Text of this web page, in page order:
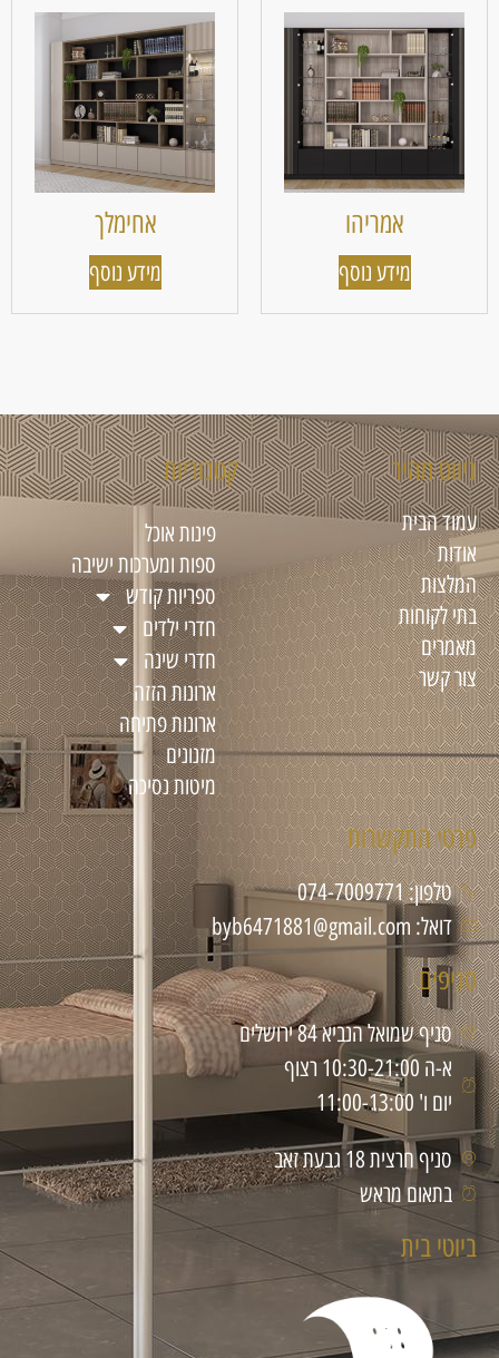
אמריהו
מידע נוסף
אחימלך
מידע נוסף
ניווט מהיר
עמוד הבית
אודות
המלצות
בתי לקוחות
מאמרים
צור קשר
קטגוריות
פינות אוכל
ספות ומערכות ישיבה
ספריות קודש
חדרי ילדים
חדרי שינה
ארונות הזזה
ארונות פתיחה
מזנונים
מיטות נסיכה
פרטי התקשרות
טלפון: 074-7009771
דואל: byb6471881@gmail.com
סניפים
סניף שמואל הנביא 84 ירושלים
א-ה 10:30-21:00 רצוף
יום ו' 11:00-13:00
סניף חרצית 18 גבעת זאב
בתאום מראש
ביוטי בית